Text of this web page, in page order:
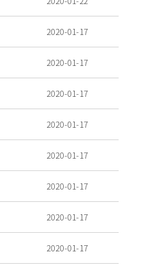
2020-01-17
2020-01-17
2020-01-17
2020-01-17
2020-01-17
2020-01-17
2020-01-17
2020-01-17